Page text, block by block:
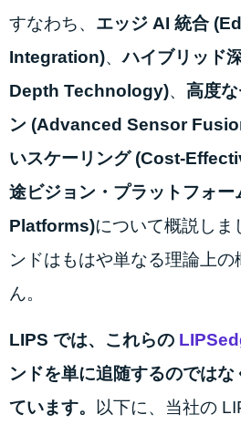
すなわち、 エッジ AI 統合
Integration)、ハイブリッド
Depth Technology)、 高度
ン (Advanced Sensor
いスケーリング (Cost-
途ビジョン・プラットフォ
Platforms)について概説しま
ンドはもはや単なる理論上
ん。
LIPS では、これらの
ンドを単に追随するのでは
ています。 以下に、当社の